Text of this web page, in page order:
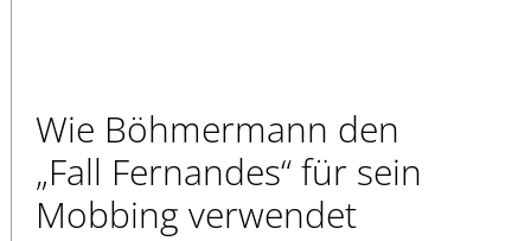
Wie Böhmermann den
„Fall Fernandes“ für sein
Mobbing verwendet